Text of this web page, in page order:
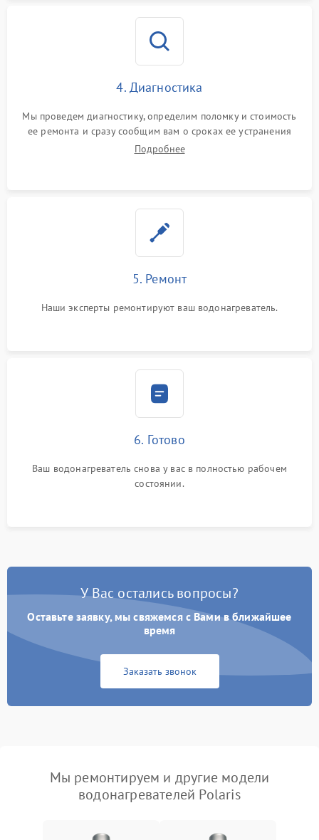
4. Диагностика
Мы проведем диагностику, определим поломку и стоимость
ее ремонта и сразу сообщим вам о сроках ее устранения
Подробнее
5. Ремонт
Наши эксперты ремонтируют ваш водонагреватель.
6. Готово
Ваш водонагреватель снова у вас в полностью рабочем
состоянии.
У Вас остались вопросы?
Оставьте заявку, мы свяжемся с Вами в ближайшее
время
Заказать звонок
Мы ремонтируем и другие модели
водонагревателей Polaris